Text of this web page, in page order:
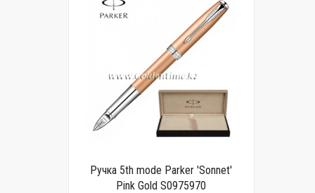
Ручка 5th mode Parker 'Sonnet'
Pink Gold S0975970